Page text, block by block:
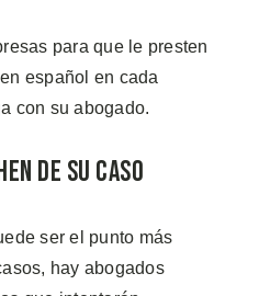
para que le presten
español en cada
con su abogado.
de su Caso
ser el punto más
hay abogados